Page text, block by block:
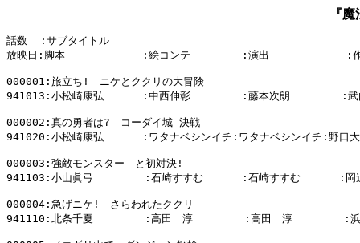
『
話数  :サブタイトル
放映日:脚本            :絵コンテ        :演出            :作
000001:旅立ち!　ニケとククリの大冒険
941013:小松崎康弘      :中西伸彰        :藤本次朗        :武
000002:真の勇者は?　コーダイ城 決戦
941020:小松崎康弘      :ワタナベシンイチ:ワタナベシンイチ:野口
000003:強敵モンスター　と初対決!
941103:小山眞弓        :石崎すすむ      :石崎すすむ      :岡
000004:急げニケ!　さらわれたククリ
941110:北条千夏        :高田　淳        :高田　淳        :浜